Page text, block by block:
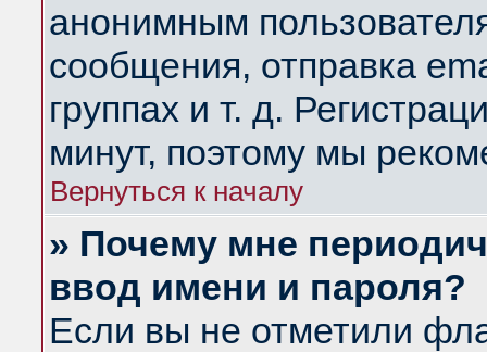
анонимным
сообщения, отправка
группах и т. д.
минут, поэтому мы
Вернуться к началу
» Почему мне
ввод имени и пароля?
Если вы не отметили